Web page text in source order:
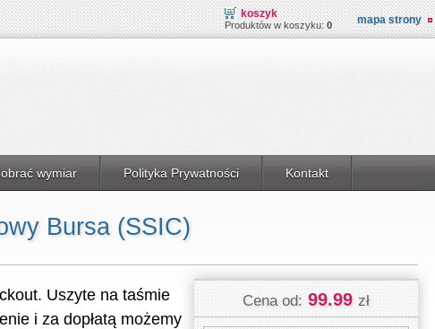
koszyk
Produktów w koszyku:0 mapa strony
wymiar Polityka Prywatności Kontakt
Bursa (SSIC)
Cena od: 99.99 zł
Uszyte na taśmie
i za dopłatą możemy